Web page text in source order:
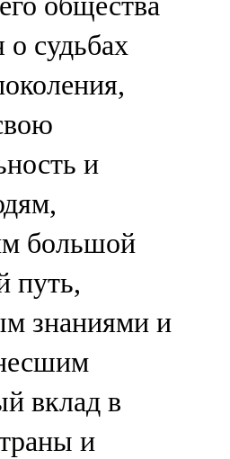
о судьбах
и
большой
путь,
знаниями и
вклад в
и